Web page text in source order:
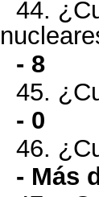
44.
- 8
45.
- 0
46.
- Más